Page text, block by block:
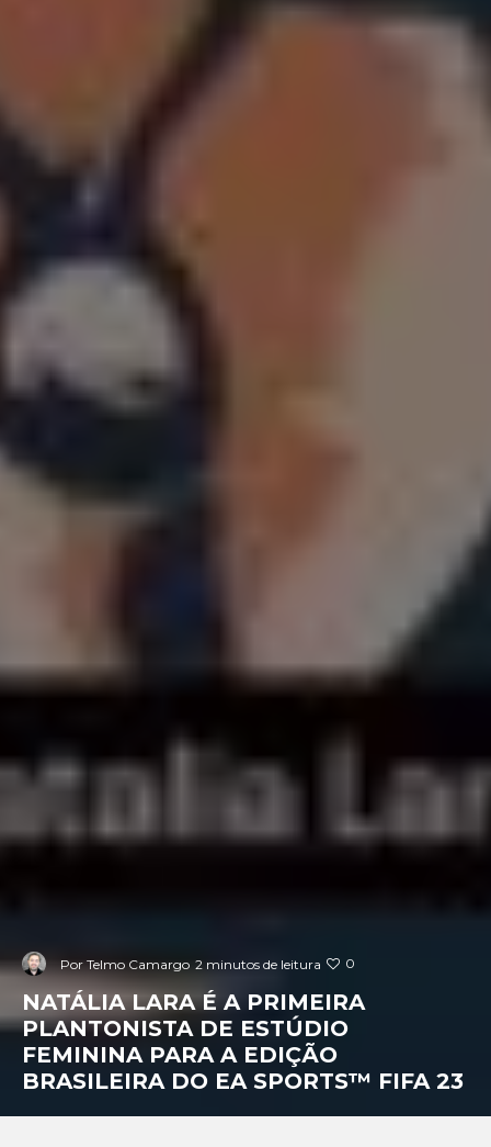
Por Telmo Camargo 2 minutos de leitura 0
NATÁLIA LARA É A PRIMEIRA
PLANTONISTA DE ESTÚDIO
FEMININA PARA A EDIÇÃO
BRASILEIRA DO EA SPORTS™ FIFA 23